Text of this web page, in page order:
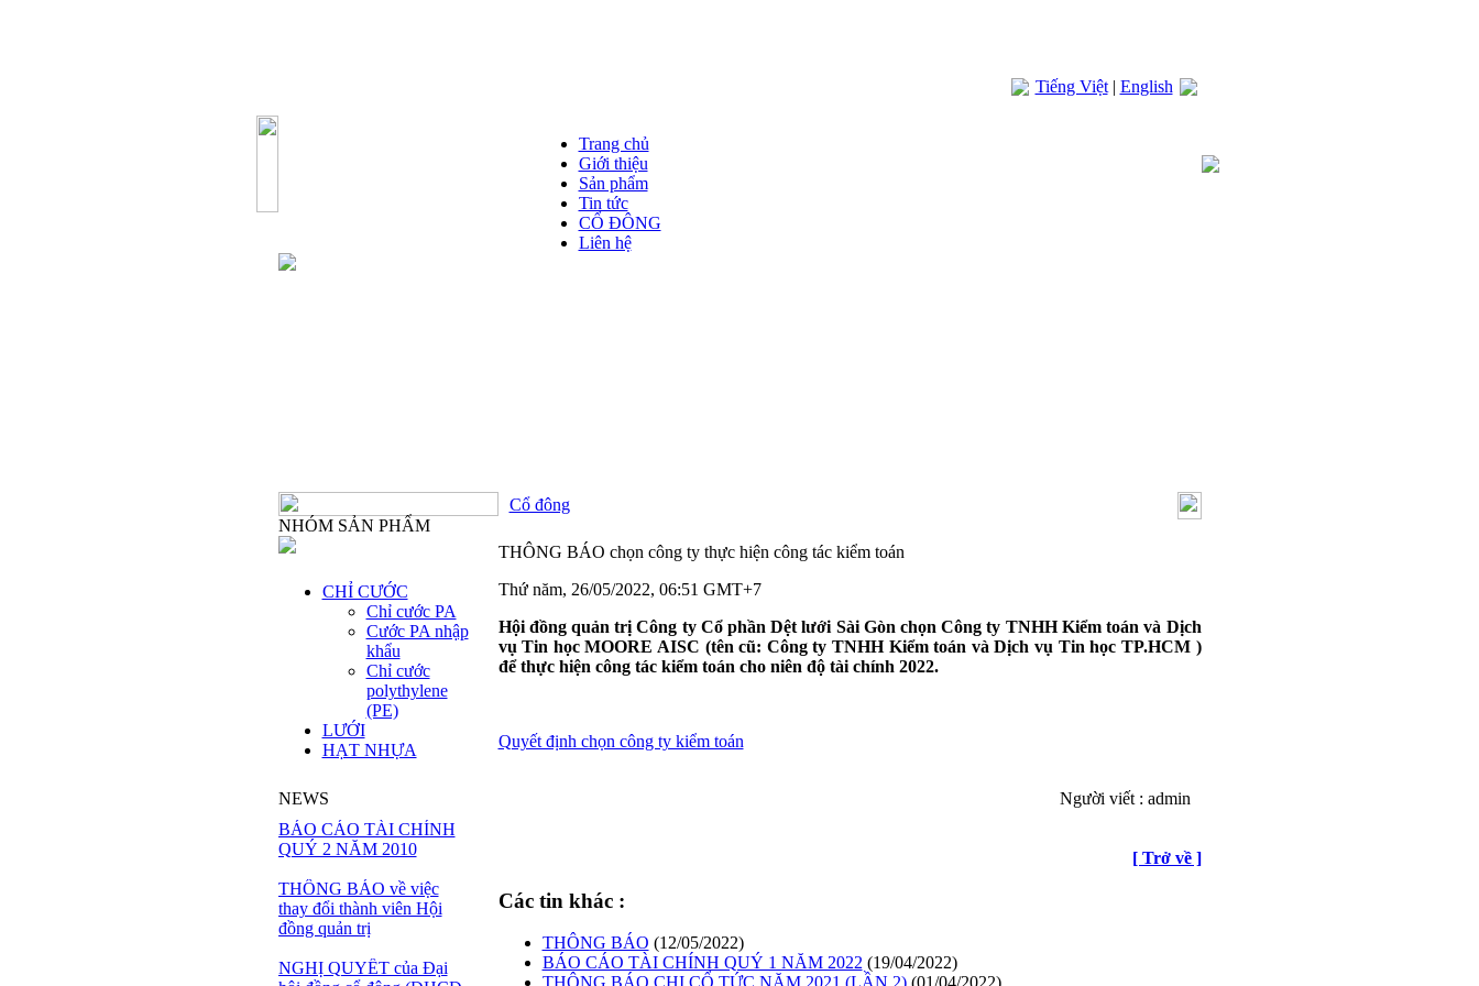
Tiếng Việt| English
Trang chủ
Giới thiệu
Sản phẩm
Tin tức
CỔ ĐÔNG
Liên hệ
NHÓM SẢN PHẨM
CHỈ CƯỚC
Chỉ cước PA
Cước PA nhập
khẩu
Chỉ cước
polythylene
(PE)
LƯỚI
HẠT NHỰA
NEWS
BÁO CÁO TÀI CHÍNH
QUÝ 2 NĂM 2010
THÔNG BÁO về việc
thay đổi thành viên Hội
đồng quản trị
NGHỊ QUYẾT của Đại
Cổ đông
THÔNG BÁO chọn công ty thực hiện công tác kiểm toán
Thứ năm, 26/05/2022, 06:51 GMT+7
Hội đồng quản trị Công ty Cổ phần Dệt lưới Sài Gòn chọn Công ty TNHH Kiểm toán và Dịch
vụ Tin học MOORE AISC (tên cũ: Công ty TNHH Kiểm toán và Dịch vụ Tin học TP.HCM )
để thực hiện công tác kiểm toán cho niên độ tài chính 2022.
Quyết định chọn công ty kiểm toán
Người viết : admin
[ Trở về ]
Các tin khác :
THÔNG BÁO (12/05/2022)
BÁO CÁO TÀI CHÍNH QUÝ 1 NĂM 2022 (19/04/2022)